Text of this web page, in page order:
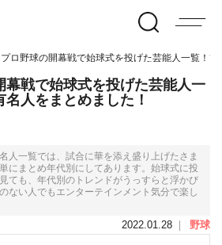
プロ野球の開幕戦で始球式を投げた芸能人一覧！
幕戦で始球式を投げた芸能人一
名人をまとめました！
人一覧では、試合に華を添え盛り上げたさま
にまとめ年代別にしてあります。始球式に投
ても、年代別のトレンドがうっすらと浮かび
ない人でもエンターテインメント気分で楽し
2022.01.28 ｜ 野球